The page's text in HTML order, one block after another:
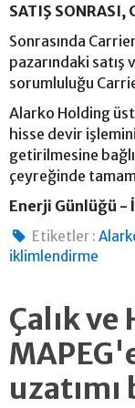
SATIŞ SONRASI,
Sonrasında
pazarındaki satış
sorumluluğu
Alarko Holding
hisse devir
getirilmesine
çeyreğinde
Enerji Günlüğü -
Etiketler :
iklimlendirme
Çalık